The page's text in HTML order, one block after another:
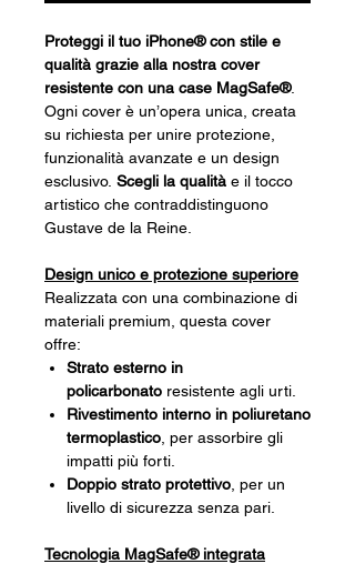
Proteggi il tuo iPhone® con stile e
qualità grazie alla nostra cover
resistente con una case MagSafe®.
Ogni cover è un’opera unica, creata
su richiesta per unire protezione,
funzionalità avanzate e un design
esclusivo. Scegli la qualità e il tocco
artistico che contraddistinguono
Gustave de la Reine.
Design unico e protezione superiore
Realizzata con una combinazione di
materiali premium, questa cover
offre:
Strato esterno in
policarbonato resistente agli urti.
Rivestimento interno in poliuretano
termoplastico , per assorbire gli
impatti più forti.
Doppio strato protettivo , per un
livello di sicurezza senza pari.
Tecnologia MagSafe® integrata